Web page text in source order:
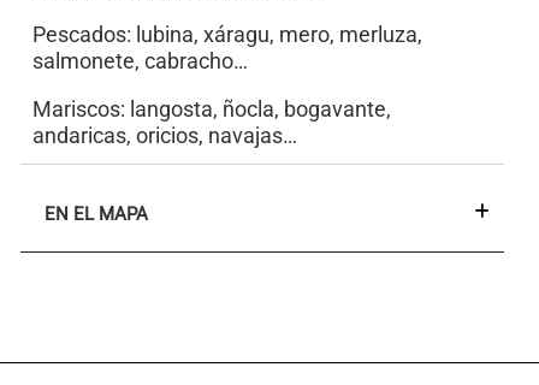
Pescados: lubina, xáragu, mero, merluza,
salmonete, cabracho…
Mariscos: langosta, ñocla, bogavante,
andaricas, oricios, navajas…
EN EL MAPA